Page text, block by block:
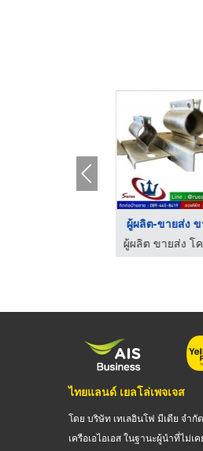
ผู้ผลิต-ขายส่ง ข
ไทยแลนด์ เยลโล่เพจเจส
โดย บริษัท เทเลอินโฟ มีเดีย จำ
เครือเอไอเอส ในฐานะผู้นำที่ไม่